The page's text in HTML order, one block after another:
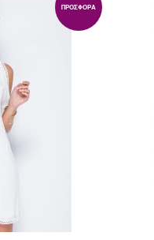
ΠΡΟΣΦΟΡΆ